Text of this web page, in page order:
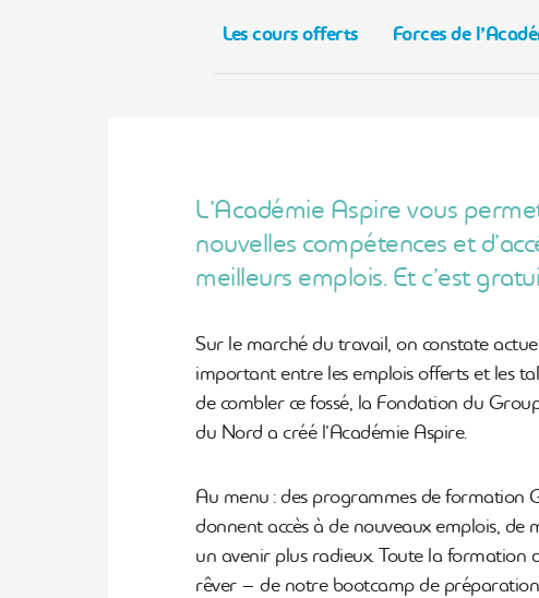
Les cours offerts Forces de
L’Académie Aspire vous
nouvelles compétences et
meilleurs emplois. Et c’est
Sur le marché du travail, on constate
important entre les emplois offerts et les
de combler ce fossé, la Fondation du
du Nord a créé l’Académie Aspire.
Au menu : des programmes de formation
donnent accès à de nouveaux emplois, de
un avenir plus radieux. Toute la formation
rêver – de notre bootcamp de